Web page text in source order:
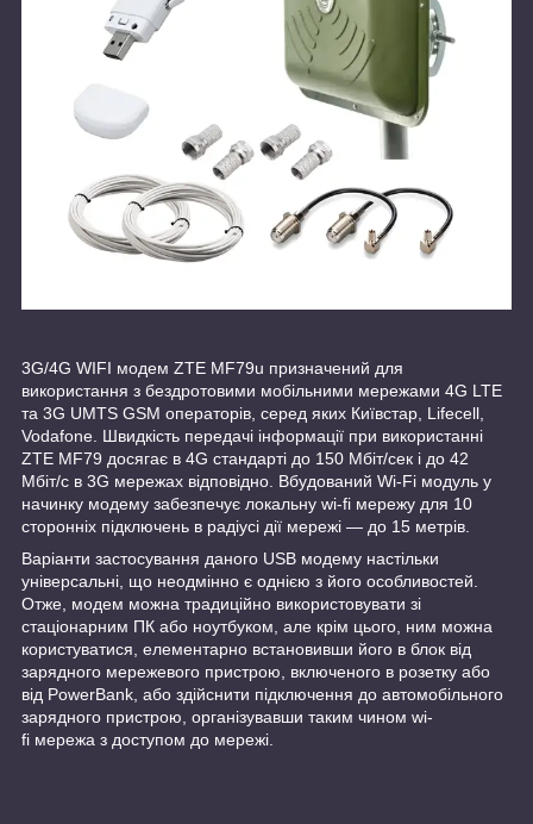
3G/4G WIFI модем ZTE MF79u призначений для
використання з бездротовими мобільними мережами 4G LTE
та 3G UMTS GSM операторів, серед яких Київстар, Lifecell,
Vodafone. Швидкість передачі інформації при використанні
ZTE MF79 досягає в 4G стандарті до 150 Мбіт/сек і до 42
Мбіт/с в 3G мережах відповідно. Вбудований Wi-Fi модуль у
начинку модему забезпечує локальну wi-fi мережу для 10
сторонніх підключень в радіусі дії мережі — до 15 метрів.
Варіанти застосування даного USB модему настільки
універсальні, що неодмінно є однією з його особливостей.
Отже, модем можна традиційно використовувати зі
стаціонарним ПК або ноутбуком, але крім цього, ним можна
користуватися, елементарно встановивши його в блок від
зарядного мережевого пристрою, включеного в розетку або
від PowerBank, або здійснити підключення до автомобільного
зарядного пристрою, організувавши таким чином wi-
fi мережа з доступом до мережі.